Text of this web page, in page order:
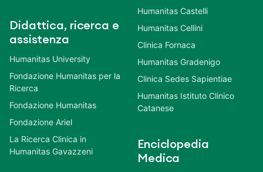
Didattica, ricerca e
assistenza
Humanitas University
Fondazione Humanitas per la
Ricerca
Fondazione Humanitas
Fondazione Ariel
La Ricerca Clinica in
Humanitas Gavazzeni
Humanitas Castelli
Humanitas Cellini
Clinica Fornaca
Humanitas Gradenigo
Clinica Sedes Sapientiae
Humanitas Istituto Clinico
Catanese
Enciclopedia
Medica